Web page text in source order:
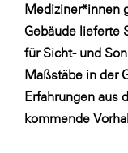
kosaplaner
LAT Nitrogen
Libro
Lidl
Mediziner*innen
Gebäude lieferte
für Sicht- und
Maßstäbe in der
Erfahrungen aus
kommende